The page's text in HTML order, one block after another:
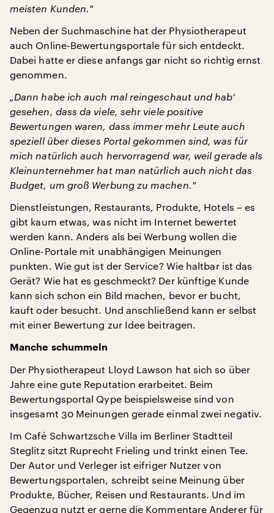
meisten Kunden."
Neben der Suchmaschine hat der Physiotherapeut
auch Online-Bewertungsportale für sich entdeckt.
Dabei hatte er diese anfangs gar nicht so richtig ernst
genommen.
„Dann habe ich auch mal reingeschaut und hab‘
gesehen, dass da viele, sehr viele positive
Bewertungen waren, dass immer mehr Leute auch
speziell über dieses Portal gekommen sind, was für
mich natürlich auch hervorragend war, weil gerade als
Kleinunternehmer hat man natürlich auch nicht das
Budget, um groß Werbung zu machen."
Dienstleistungen, Restaurants, Produkte, Hotels – es
gibt kaum etwas, was nicht im Internet bewertet
werden kann. Anders als bei Werbung wollen die
Online-Portale mit unabhängigen Meinungen
punkten. Wie gut ist der Service? Wie haltbar ist das
Gerät? Wie hat es geschmeckt? Der künftige Kunde
kann sich schon ein Bild machen, bevor er bucht,
kauft oder besucht. Und anschließend kann er selbst
mit einer Bewertung zur Idee beitragen.
Manche schummeln
Der Physiotherapeut Lloyd Lawson hat sich so über
Jahre eine gute Reputation erarbeitet. Beim
Bewertungsportal Qype beispielsweise sind von
insgesamt 30 Meinungen gerade einmal zwei negativ.
Im Café Schwartzsche Villa im Berliner Stadtteil
Steglitz sitzt Ruprecht Frieling und trinkt einen Tee.
Der Autor und Verleger ist eifriger Nutzer von
Bewertungsportalen, schreibt seine Meinung über
Produkte, Bücher, Reisen und Restaurants. Und im
Gegenzug nutzt er gerne die Kommentare Anderer für